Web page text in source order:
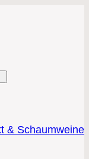
& Schaumweine